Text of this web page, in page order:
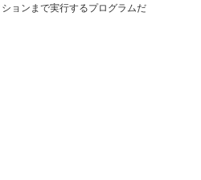
ョンまで実行するプログラムだ